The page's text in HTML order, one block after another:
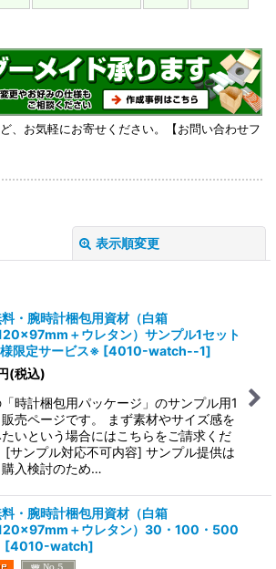
、お気軽にお寄せください。
【お問い合わせフ
表示順変更
絞り込む
・腕時計梱包用資材（白箱
＋ウレタン）サンプル1セット
限定サービス※ [4010-watch--1]
(税込)
「時計梱包用パッケージ」のサンプル用1
売ページです。 まず素材やサイズ感を
たいという場合にはこちらをご請求くだ
[サンプル対応不可内容] サンプル提供は
購入検討のため…
・腕時計梱包用資材（白箱
＋ウレタン）30・100・500
[4010-watch]